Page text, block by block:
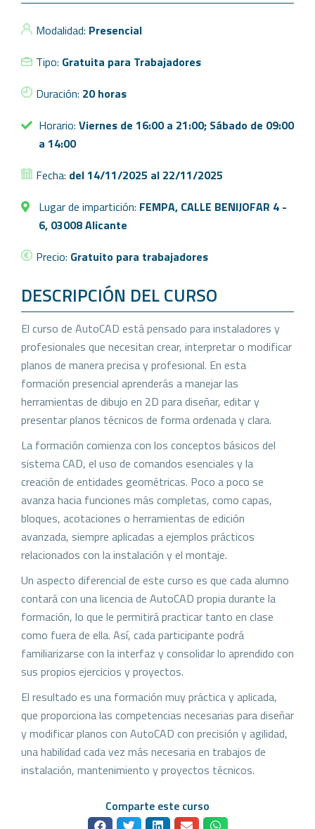
Modalidad: Presencial
Tipo: Gratuita para Trabajadores
Duración: 20 horas
Horario: Viernes de 16:00 a 21:00; Sábado de 09:00
a 14:00
Fecha: del 14/11/2025 al 22/11/2025
Lugar de impartición: FEMPA, CALLE BENIJOFAR 4 -
6, 03008 Alicante
Precio: Gratuito para trabajadores
DESCRIPCIÓN DEL CURSO
El curso de AutoCAD está pensado para instaladores y
profesionales que necesitan crear, interpretar o modificar
planos de manera precisa y profesional. En esta
formación presencial aprenderás a manejar las
herramientas de dibujo en 2D para diseñar, editar y
presentar planos técnicos de forma ordenada y clara.
La formación comienza con los conceptos básicos del
sistema CAD, el uso de comandos esenciales y la
creación de entidades geométricas. Poco a poco se
avanza hacia funciones más completas, como capas,
bloques, acotaciones o herramientas de edición
avanzada, siempre aplicadas a ejemplos prácticos
relacionados con la instalación y el montaje.
Un aspecto diferencial de este curso es que cada alumno
contará con una licencia de AutoCAD propia durante la
formación, lo que le permitirá practicar tanto en clase
como fuera de ella. Así, cada participante podrá
familiarizarse con la interfaz y consolidar lo aprendido con
sus propios ejercicios y proyectos.
El resultado es una formación muy práctica y aplicada,
que proporciona las competencias necesarias para diseñar
y modificar planos con AutoCAD con precisión y agilidad,
una habilidad cada vez más necesaria en trabajos de
instalación, mantenimiento y proyectos técnicos.
Comparte este curso